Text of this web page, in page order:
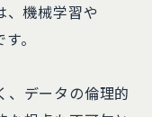
、機械学習や
。
、データの倫理的